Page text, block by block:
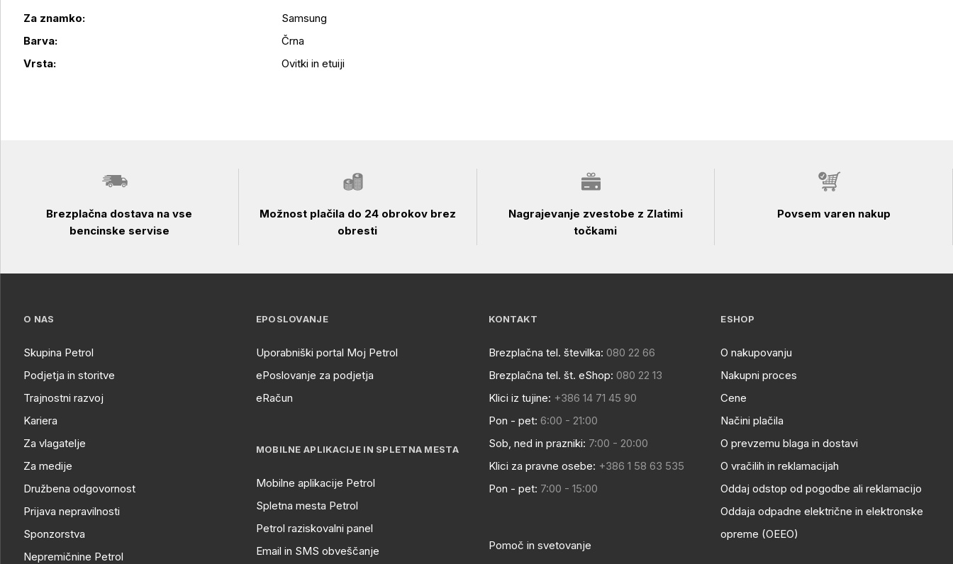
Za znamko:
Samsung
Barva:
Črna
Vrsta:
Ovitki in etuiji
Brezplačna dostava na vse
bencinske servise
Možnost plačila do 24 obrokov brez
obresti
Nagrajevanje zvestobe z Zlatimi
točkami
Povsem varen nakup
O NAS
Skupina Petrol
Podjetja in storitve
Trajnostni razvoj
Kariera
Za vlagatelje
Za medije
Družbena odgovornost
Prijava nepravilnosti
Sponzorstva
Nepremičnine Petrol
EPOSLOVANJE
Uporabniški portal Moj Petrol
ePoslovanje za podjetja
eRačun
MOBILNE APLIKACIJE IN SPLETNA MESTA
Mobilne aplikacije Petrol
Spletna mesta Petrol
Petrol raziskovalni panel
Email in SMS obveščanje
KONTAKT
Brezplačna tel. številka: 080 22 66
Brezplačna tel. št. eShop: 080 22 13
Klici iz tujine: +386 14 71 45 90
Pon - pet: 6:00 - 21:00
Sob, ned in prazniki: 7:00 - 20:00
Klici za pravne osebe: +386 1 58 63 535
Pon - pet: 7:00 - 15:00
Pomoč in svetovanje
ESHOP
O nakupovanju
Nakupni proces
Cene
Načini plačila
O prevzemu blaga in dostavi
O vračilih in reklamacijah
Oddaj odstop od pogodbe ali reklamacijo
Oddaja odpadne električne in elektronske
opreme (OEEO)